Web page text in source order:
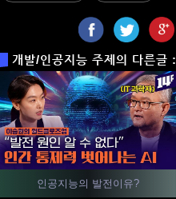
개발/인공지능 주제의 다른글 :
인공지능의 발전이유?